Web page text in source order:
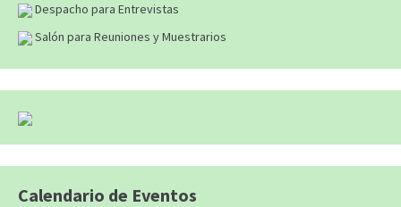
Despacho para Entrevistas
Salón para Reuniones y Muestrarios
Calendario de Eventos